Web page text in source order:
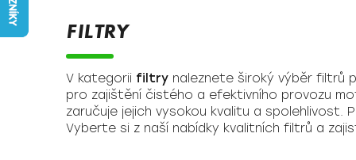
FILTRY
V kategorii filtry naleznete široký výběr filtrů
pro zajištění čistého a efektivního provozu
zaručuje jejich vysokou kvalitu a spolehlivost.
Vyberte si z naší nabídky kvalitních filtrů a